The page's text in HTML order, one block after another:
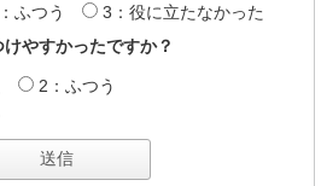
ふつう
3：役に立たなかった
やすかったですか？
2：ふつう